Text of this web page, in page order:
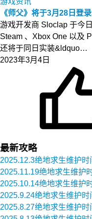
《师父》将于3月28日登
游戏开发商 Sloclap 于今
Steam 、Xbox One 以及
还将于同日实装&ldquo…
2023年3月4日
最新攻略
2025.12.3绝地求生维护
2025.11.19绝地求生维护
2025.10.14绝地求生维护
2025.9.24绝地求生维护
2025.8.27绝地求生维护